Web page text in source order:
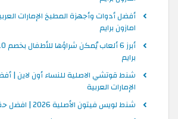
أفضل أدوات وأجهزة المطبخ الإمارات
امازون برايم
برايم
شنط قوتشي الاصلية للنساء أون لاين |
الإمارات العربية
شنط لويس فيتون الأصلية 2026 | افضل حقائب Louis Vuitton